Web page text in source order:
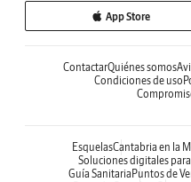
App Store
ContactarQuiénes somos
Condiciones de uso
EsquelasCantabria en la
Soluciones digitales
Guía Sanitaria Puntos de